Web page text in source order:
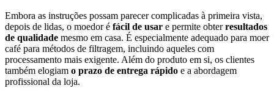
Embora as instruções possam parecer complicadas à primeira vista,
depois de lidas, o moedor é fácil de usar e permite obterresultados
de qualidade mesmo em casa. É especialmente adequado para moer
café para métodos de filtragem, incluindo aqueles com
processamento mais exigente. Além do produto em si, os clientes
também elogiam o prazo de entrega rápido e a abordagem
profissional da loja.